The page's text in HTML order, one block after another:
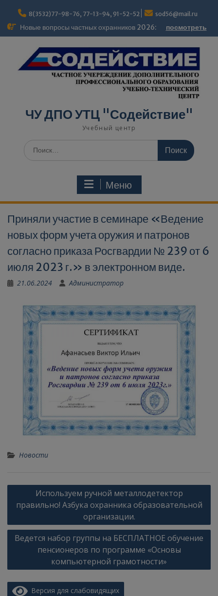
содержимому
8(3532)77-98-76, 77-13-94, 91-52-52 sod56@mail.ru
Новые вопросы частных охранников 2026: посмотреть
ЧУ ДПО УТЦ "Содействие"
Учебный центр
Поиск
по:
Меню
Приняли участие в семинаре «Ведение
новых форм учета оружия и патронов
согласно приказа Росгвардии № 239 от 6
июля 2023 г.» в электронном виде.
21.06.2024 Администратор
Новости
Навигация
по
Используем ручной металлодетектор
правильно! Азбука охранника образовательной
организации.
Ведется набор группы на БЕСПЛАТНОЕ обучение
пенсионеров по программе «Основы
компьютерной грамотности»
Версия для слабовидящих